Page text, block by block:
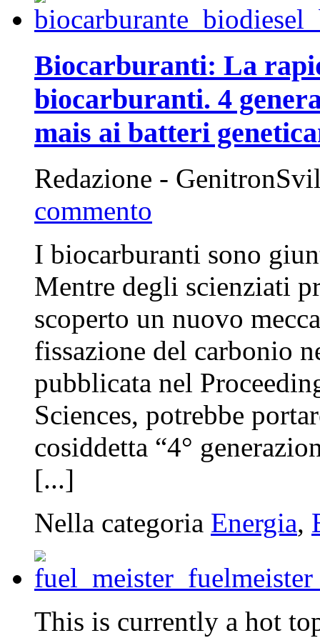
Biocarburanti: La
biocarburanti. 4
mais ai batteri
Redazione -
commento
I biocarburanti sono
Mentre degli scienziati
scoperto un nuovo
fissazione del carbonio
pubblicata nel
Sciences, potrebbe
cosiddetta “4°
[...]
Nella categoria Energia,
This is currently a hot